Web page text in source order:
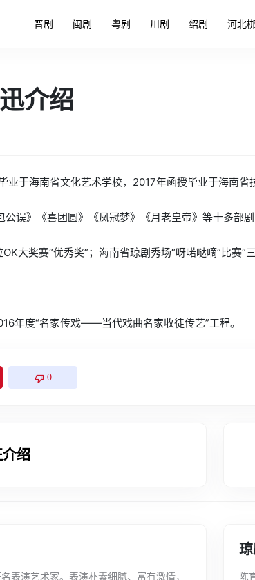
晋剧 闽剧 粤剧 川剧 绍剧 河北
介绍
业于海南省文化艺术学校，2017年函授毕业于海南省
误》《喜团圆》《凤冠梦》《月老皇帝》等十多部剧
大奖赛“优秀奖”；海南省琼剧秀场“呀喏哒嘀”比赛“
年度“名家传戏——当代戏曲名家收徒传艺”工程。
0
绍
表演艺术家。表演朴素细腻、富有激情，
陈